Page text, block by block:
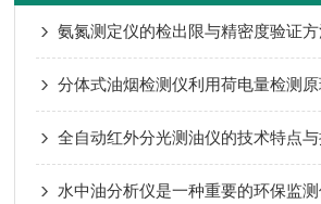
氨氮测定仪的检出限与精密度验证
全自动红外分光测油仪的技术特点
水中油分析仪是一种重要的环保监